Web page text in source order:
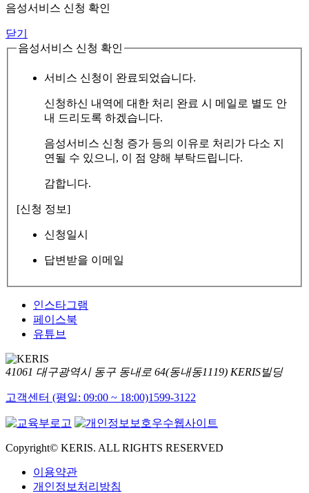
음성서비스 신청 확인
닫기
음성서비스 신청 확인
서비스 신청이 완료되었습니다.
신청하신 내역에 대한 처리 완료 시 메일로 별도 안
내 드리도록 하겠습니다.
음성서비스 신청 증가 등의 이유로 처리가 다소 지
연될 수 있으니, 이 점 양해 부탁드립니다.
감합니다.
[신청 정보]
신청일시
답변받을 이메일
인스타그램
페이스북
유튜브
41061 대구광역시 동구 동내로 64(동내동1119) KERIS빌딩
고객센터 (평일: 09:00 ~ 18:00)1599-3122
Copyright© KERIS. ALL RIGHTS RESERVED
이용약관
개인정보처리방침